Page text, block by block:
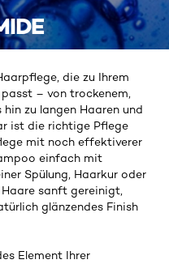
die zu Ihrem
– von trockenem,
zu langen Haaren und
ist die richtige Pflege
mit noch effektiverer
einfach mit
Spülung, Haarkur oder
sanft gereinigt,
glänzendes Finish
Element Ihrer